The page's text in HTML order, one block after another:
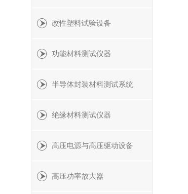
改性塑料试验设备
功能材料测试仪器
半导体封装材料测试系统
绝缘材料测试仪器
高压电源与高压驱动设备
高压功率放大器